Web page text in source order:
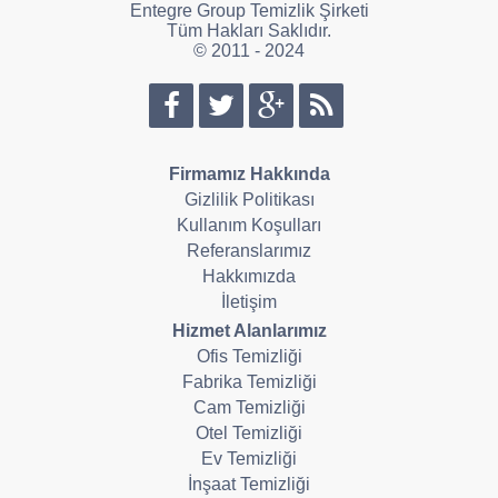
Entegre Group Temizlik Şirketi
Tüm Hakları Saklıdır.
© 2011 - 2024
Firmamız Hakkında
Gizlilik Politikası
Kullanım Koşulları
Referanslarımız
Hakkımızda
İletişim
Hizmet Alanlarımız
Ofis Temizliği
Fabrika Temizliği
Cam Temizliği
Otel Temizliği
Ev Temizliği
İnşaat Temizliği